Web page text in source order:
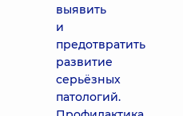
выявить
и
предотвратить
развитие
серьёзных
патологий.